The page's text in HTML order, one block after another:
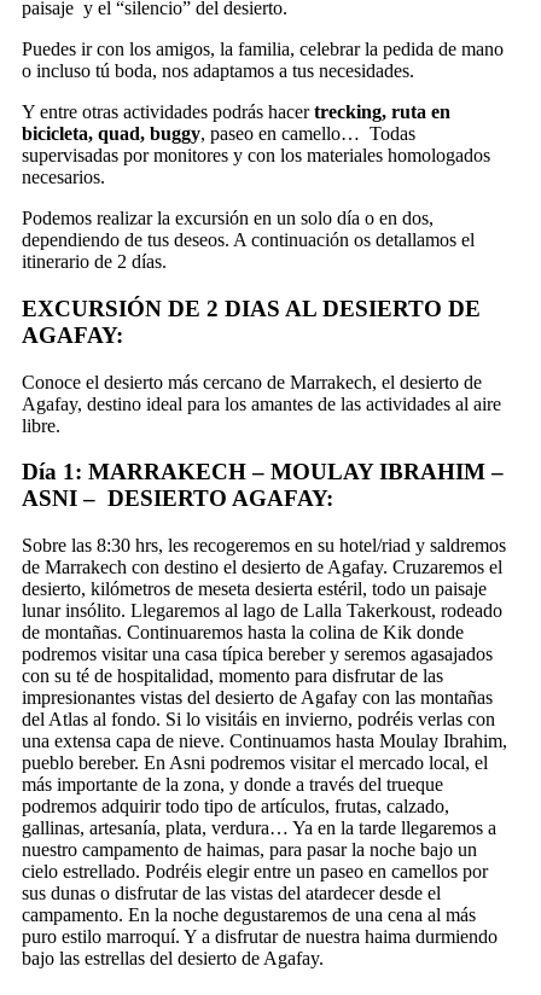
paisaje y el “silencio” del desierto.
Puedes ir con los amigos, la familia, celebrar la pedida de mano
o incluso tú boda, nos adaptamos a tus necesidades.
Y entre otras actividades podrás hacertrecking, ruta en
bicicleta, quad, buggy, paseo en camello… Todas
supervisadas por monitores y con los materiales homologados
necesarios.
Podemos realizar la excursión en un solo día o en dos,
dependiendo de tus deseos. A continuación os detallamos el
itinerario de 2 días.
EXCURSIÓN DE 2 DIAS AL DESIERTO DE
AGAFAY:
Conoce el desierto más cercano de Marrakech, el desierto de
Agafay, destino ideal para los amantes de las actividades al aire
libre.
Día 1: MARRAKECH – MOULAY IBRAHIM –
ASNI – DESIERTO AGAFAY:
Sobre las 8:30 hrs, les recogeremos en su hotel/riad y saldremos
de Marrakech con destino el desierto de Agafay. Cruzaremos el
desierto, kilómetros de meseta desierta estéril, todo un paisaje
lunar insólito. Llegaremos al lago de Lalla Takerkoust, rodeado
de montañas. Continuaremos hasta la colina de Kik donde
podremos visitar una casa típica bereber y seremos agasajados
con su té de hospitalidad, momento para disfrutar de las
impresionantes vistas del desierto de Agafay con las montañas
del Atlas al fondo. Si lo visitáis en invierno, podréis verlas con
una extensa capa de nieve. Continuamos hasta Moulay Ibrahim,
pueblo bereber. En Asni podremos visitar el mercado local, el
más importante de la zona, y donde a través del trueque
podremos adquirir todo tipo de artículos, frutas, calzado,
gallinas, artesanía, plata, verdura… Ya en la tarde llegaremos a
nuestro campamento de haimas, para pasar la noche bajo un
cielo estrellado. Podréis elegir entre un paseo en camellos por
sus dunas o disfrutar de las vistas del atardecer desde el
campamento. En la noche degustaremos de una cena al más
puro estilo marroquí. Y a disfrutar de nuestra haima durmiendo
bajo las estrellas del desierto de Agafay.